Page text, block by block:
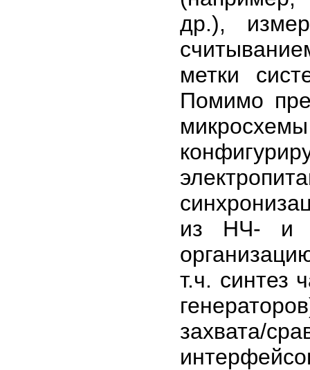
др.),
метки
Помимо
из НЧ- и
т.ч. синтез
захвата/